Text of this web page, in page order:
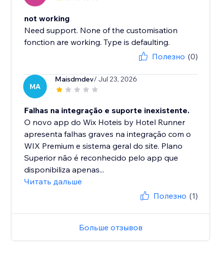
not working
Need support. None of the customisation
fonction are working. Type is defaulting.
Полезно (0)
MA
Maisdmdev/ Jul 23, 2026
Falhas na integração e suporte inexistente.
O novo app do Wix Hoteis by Hotel Runner
apresenta falhas graves na integração com o
WIX Premium e sistema geral do site. Plano
Superior não é reconhecido pelo app que
disponibiliza apenas...
Читать дальше
Полезно (1)
Больше отзывов